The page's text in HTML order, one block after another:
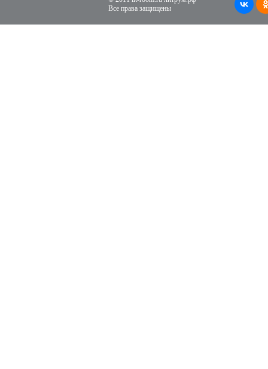
Все права защищены